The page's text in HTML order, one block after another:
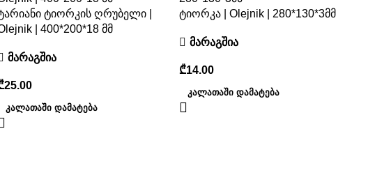
ტიორკის ღრუბელი |
| 400*200*18 მმ
მარაგშია
ᲙᲐᲚᲐᲗᲐᲨᲘ ᲓᲐᲛᲐᲢᲔᲑᲐ
ტიორკა | Olejnik | 280*130*3მმ
მარაგშია
₾
ᲙᲐᲚᲐᲗᲐᲨᲘ ᲓᲐᲛᲐᲢᲔᲑᲐ